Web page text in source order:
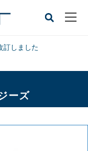
訂しました
ーズ